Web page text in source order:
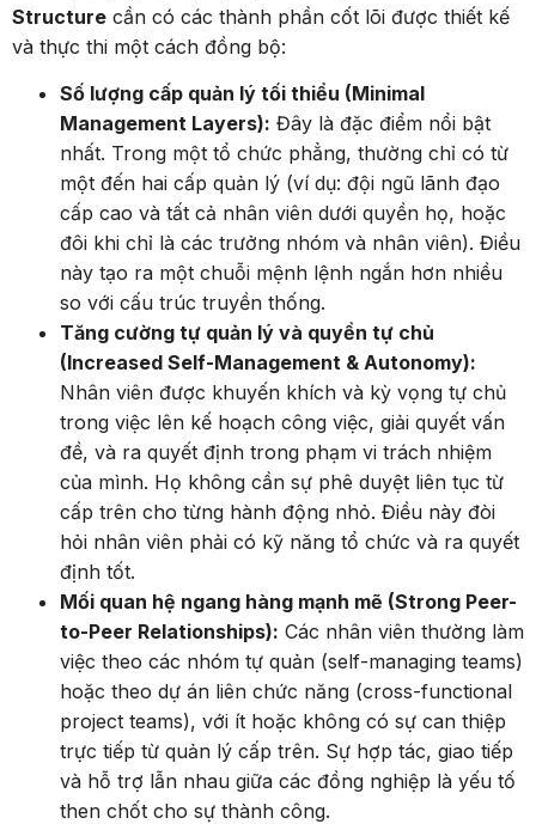
Structure cần có các thành phần cốt lõi được thiết kế
và thực thi một cách đồng bộ:
Số lượng cấp quản lý tối thiểu (Minimal
Management Layers): Đây là đặc điểm nổi bật
nhất. Trong một tổ chức phẳng, thường chỉ có từ
một đến hai cấp quản lý (ví dụ: đội ngũ lãnh đạo
cấp cao và tất cả nhân viên dưới quyền họ, hoặc
đôi khi chỉ là các trưởng nhóm và nhân viên). Điều
này tạo ra một chuỗi mệnh lệnh ngắn hơn nhiều
so với cấu trúc truyền thống.
Tăng cường tự quản lý và quyền tự chủ
(Increased Self-Management & Autonomy):
Nhân viên được khuyến khích và kỳ vọng tự chủ
trong việc lên kế hoạch công việc, giải quyết vấn
đề, và ra quyết định trong phạm vi trách nhiệm
của mình. Họ không cần sự phê duyệt liên tục từ
cấp trên cho từng hành động nhỏ. Điều này đòi
hỏi nhân viên phải có kỹ năng tổ chức và ra quyết
định tốt.
Mối quan hệ ngang hàng mạnh mẽ (Strong Peer-
to-Peer Relationships): Các nhân viên thường làm
việc theo các nhóm tự quản (self-managing teams)
hoặc theo dự án liên chức năng (cross-functional
project teams), với ít hoặc không có sự can thiệp
trực tiếp từ quản lý cấp trên. Sự hợp tác, giao tiếp
và hỗ trợ lẫn nhau giữa các đồng nghiệp là yếu tố
then chốt cho sự thành công.